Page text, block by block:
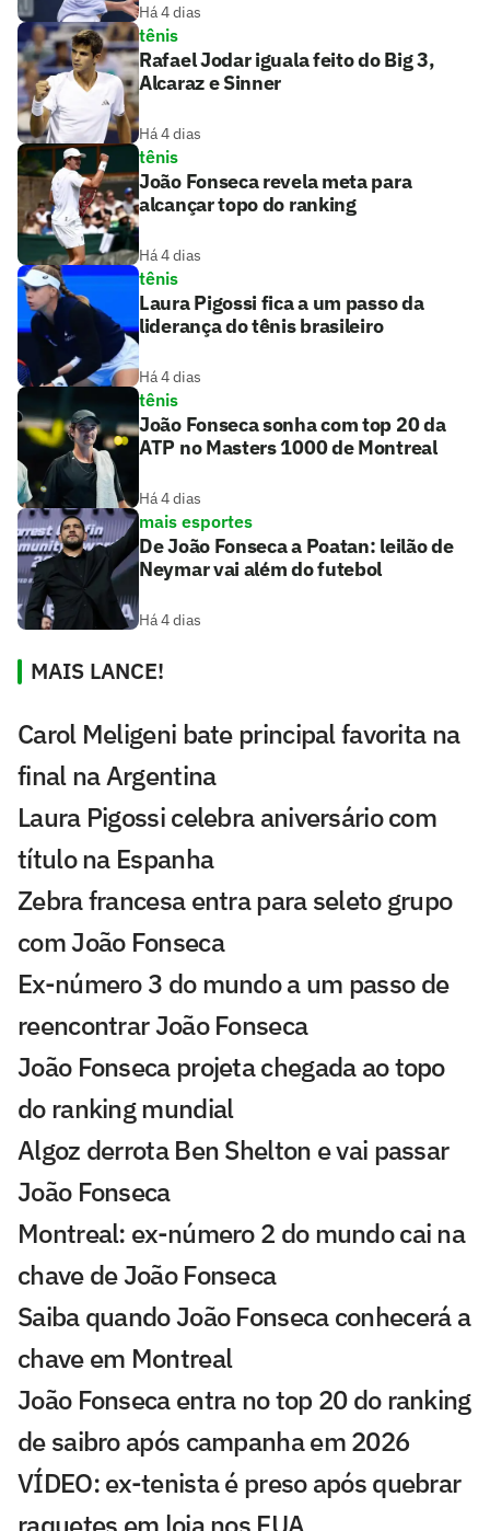
Há 4 dias
tênis
Rafael Jodar iguala feito do Big 3,
Alcaraz e Sinner
Há 4 dias
tênis
João Fonseca revela meta para
alcançar topo do ranking
Há 4 dias
tênis
Laura Pigossi fica a um passo da
liderança do tênis brasileiro
Há 4 dias
tênis
João Fonseca sonha com top 20 da
ATP no Masters 1000 de Montreal
Há 4 dias
mais esportes
De João Fonseca a Poatan: leilão de
Neymar vai além do futebol
Há 4 dias
MAIS LANCE!
Carol Meligeni bate principal favorita na
final na Argentina
Laura Pigossi celebra aniversário com
título na Espanha
Zebra francesa entra para seleto grupo
com João Fonseca
Ex-número 3 do mundo a um passo de
reencontrar João Fonseca
João Fonseca projeta chegada ao topo
do ranking mundial
Algoz derrota Ben Shelton e vai passar
João Fonseca
Montreal: ex-número 2 do mundo cai na
chave de João Fonseca
Saiba quando João Fonseca conhecerá a
chave em Montreal
João Fonseca entra no top 20 do ranking
de saibro após campanha em 2026
VÍDEO: ex-tenista é preso após quebrar